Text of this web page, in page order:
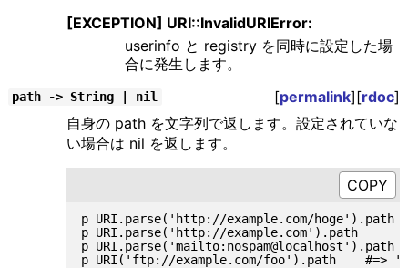
[EXCEPTION] URI::InvalidURIError:
userinfo と registry を同時に設定した場
合に発生します。
path -> String | nil [permalink][rdoc]
自身の path を文字列で返します。設定されていな
い場合は nil を返します。
p URI.parse('http://example.com/
p URI.parse('http://example.com').path
p
p URI('ftp://example.com/foo').path    #=>